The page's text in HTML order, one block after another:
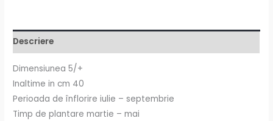
Descriere
Dimensiunea 5/+
Inaltime in cm 40
Perioada de înflorire iulie – septembrie
Timp de plantare martie – mai